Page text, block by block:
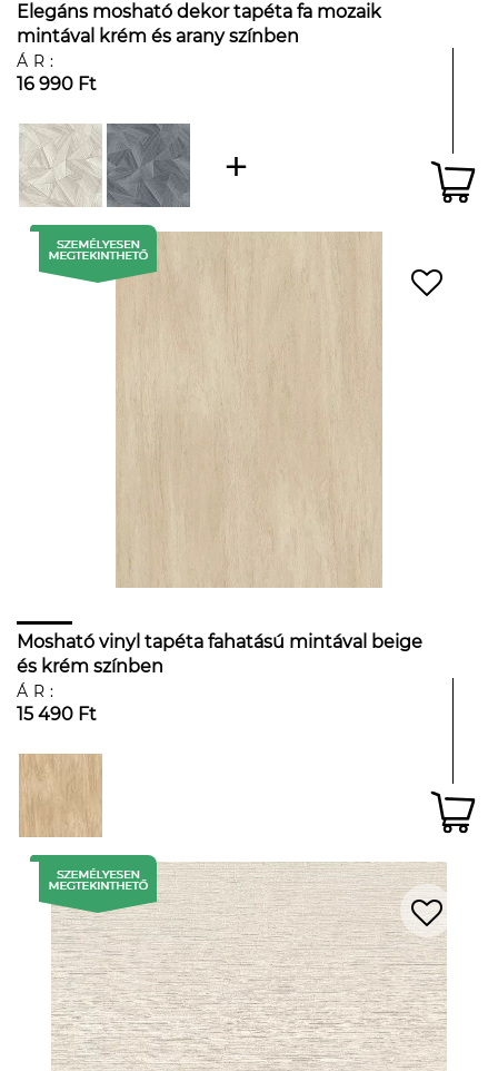
Elegáns mosható dekor tapéta fa mozaik
mintával krém és arany színben
ÁR:
16 990 Ft
Mosható vinyl tapéta fahatású mintával beige
és krém színben
ÁR:
15 490 Ft